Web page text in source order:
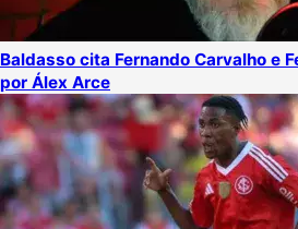
Baldasso cita Fernando Carvalho e
por Álex Arce